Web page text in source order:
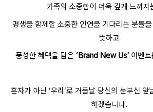
가족의 소중함이 더욱 깊게 느껴지
평생을 함께할 소중한 인연을 기다리는 분들
뜻하고
풍성한 혜택을 담은 ‘Brand New Us’이벤트
혼자가 아닌 ‘우리’로 거듭날 당신의 눈부신 앞
하겠습니다.